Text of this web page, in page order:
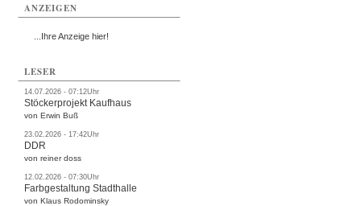
ANZEIGEN
...Ihre Anzeige hier!
LESER
14.07.2026 - 07:12Uhr
Stöckerprojekt Kaufhaus
von Erwin Buß
23.02.2026 - 17:42Uhr
DDR
von reiner doss
12.02.2026 - 07:30Uhr
Farbgestaltung Stadthalle
von Klaus Rodominsky